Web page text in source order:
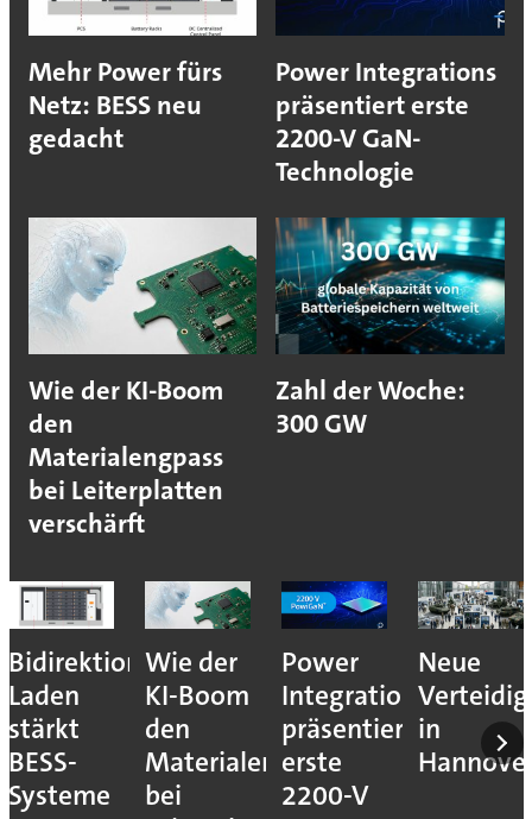
Mehr Power fürs
Netz: BESS neu
gedacht
Power Integrations
präsentiert erste
2200-V GaN-
Technologie
Wie der KI-Boom
den
Materialengpass
bei Leiterplatten
verschärft
Zahl der Woche:
300 GW
Bidirektionales
Laden
stärkt
BESS-
Systeme
Wie der
KI-Boom
den
Materialengpass
bei
Power
Integrations
präsentiert
erste
2200-V
Neue
in